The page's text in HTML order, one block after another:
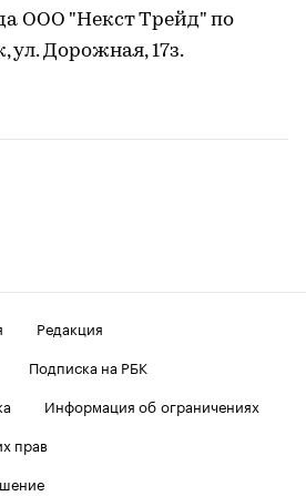
ООО "Некст Трейд" по
ул. Дорожная, 17з.
Редакция
Подписка на РБК
Информация об ограничениях
прав